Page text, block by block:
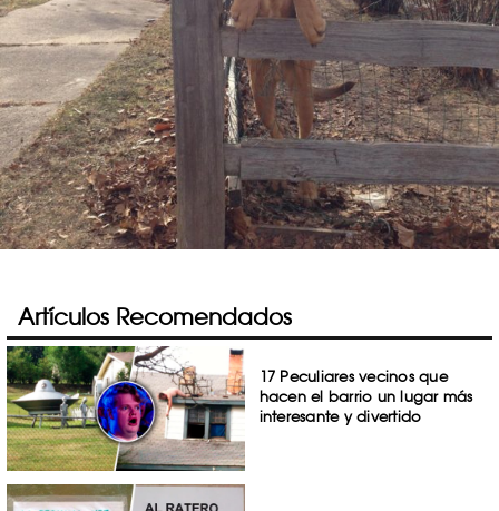
Artículos Recomendados
17 Peculiares vecinos que
hacen el barrio un lugar más
interesante y divertido